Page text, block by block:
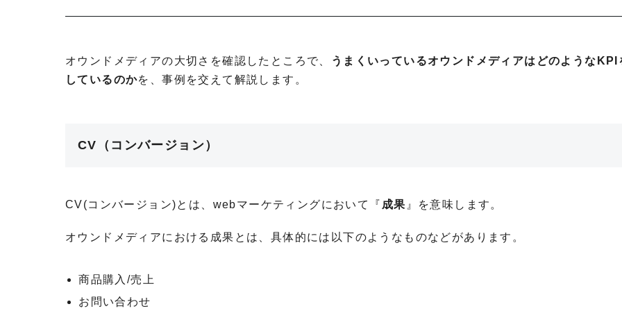
オウンドメディアの大切さを確認したところで、
うまくいっているオウンドメディアはどのようなKPI
しているのかを、事例を交えて解説します。
CV（コンバージョン）
CV(コンバージョン)とは、webマーケティングにおいて『 成果 』を意味します。
オウンドメディアにおける成果とは、具体的には以下のようなものなどがあります。
商品購入/売上
お問い合わせ